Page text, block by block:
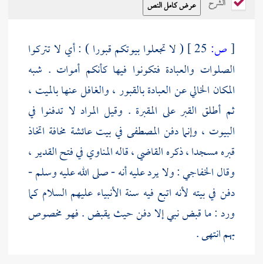
الشرح
[ص:
( لا تجعلوا بيوتكم قبورا ) : أي لا تتركوا
الصلوات والعبادة فتكونوا فيها كأنكم أموات . شبه
المكان الخالي عن العبادة بالقبور ، والغافل عنها بالميت ،
ثم أطلق القبر على المقبرة . وقيل المراد لا تدفنوا في
البيوت ، وإنما دفن المصطفى في بيتعائشة مخافة اتخاذ
قبره مسجدا ، ذكره القاضي ، قالهالمناويفي فتح القدير ،
وقالالخفاجي: ولا يرد عليه أنه - صلى الله عليه وسلم -
دفن في بيته لأنه اتبع فيه سنة الأنبياء عليهم السلام كما
ورد : ما قبض نبي إلا دفن حيث يقبض . فهو مخصوص
بهم انتهى .